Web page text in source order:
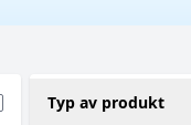
Typ av produkt